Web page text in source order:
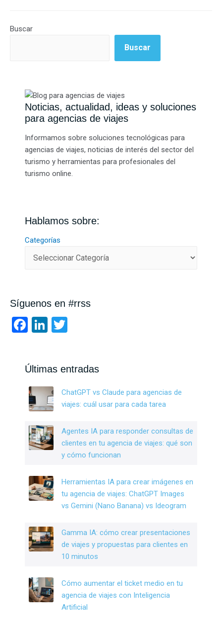
Buscar
Buscar
Noticias, actualidad, ideas y soluciones
para agencias de viajes
Informamos sobre soluciones tecnológicas para
agencias de viajes, noticias de interés del sector del
turismo y herramientas para profesionales del
turismo online.
Hablamos sobre:
Categorías
Síguenos en #rrss
F
b
o
o
k
Li
dI
n
er
Últimas entradas
ChatGPT vs Claude para agencias de
viajes: cuál usar para cada tarea
Agentes IA para responder consultas de
clientes en tu agencia de viajes: qué son
y cómo funcionan
Herramientas IA para crear imágenes en
tu agencia de viajes: ChatGPT Images
vs Gemini (Nano Banana) vs Ideogram
Gamma IA: cómo crear presentaciones
de viajes y propuestas para clientes en
10 minutos
Cómo aumentar el ticket medio en tu
agencia de viajes con Inteligencia
Artificial